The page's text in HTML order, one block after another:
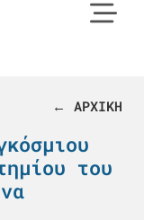
← ΑΡΧΙΚΗ
του